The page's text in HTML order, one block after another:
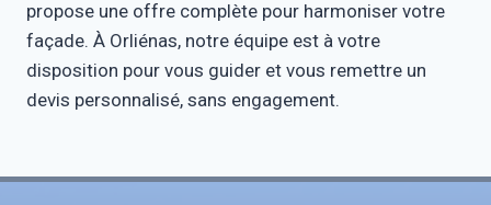
propose une offre complète pour harmoniser votre
façade. À Orliénas, notre équipe est à votre
disposition pour vous guider et vous remettre un
devis personnalisé, sans engagement.